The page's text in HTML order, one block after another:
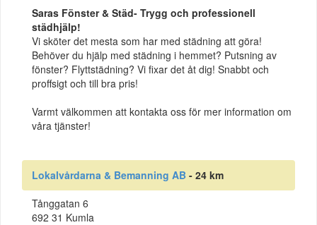
Saras Fönster & Städ- Trygg och professionell
städhjälp!
Vi sköter det mesta som har med städning att göra!
Behöver du hjälp med städning i hemmet? Putsning av
fönster? Flyttstädning? Vi fixar det åt dig! Snabbt och
proffsigt och till bra pris!
Varmt välkommen att kontakta oss för mer information om
våra tjänster!
Lokalvårdarna & Bemanning AB - 24 km
Tånggatan 6
692 31 Kumla